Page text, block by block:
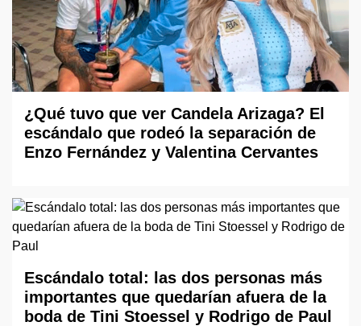
¿Qué tuvo que ver Candela Arizaga? El
escándalo que rodeó la separación de
Enzo Fernández y Valentina Cervantes
Escándalo total: las dos personas más
importantes que quedarían afuera de la
boda de Tini Stoessel y Rodrigo de Paul